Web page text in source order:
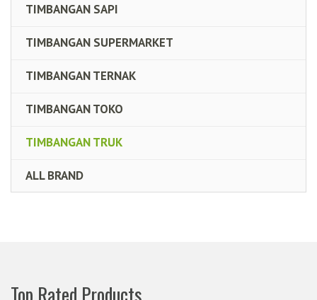
TIMBANGAN SAPI
TIMBANGAN SUPERMARKET
TIMBANGAN TERNAK
TIMBANGAN TOKO
TIMBANGAN TRUK
ALL BRAND